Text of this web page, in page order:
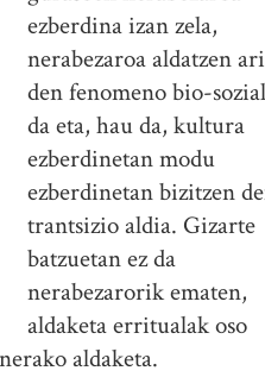
ezberdina izan zela,
nerabezaroa aldatzen ari
den fenomeno bio-
da eta, hau da, kultura
ezberdinetan modu
ezberdinetan bizitzen
trantsizio aldia. Gizarte
batzuetan ez da
nerabezarorik ematen,
aldaketa erritualak oso
aldaketa.